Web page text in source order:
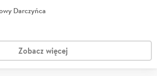
Darczyńca
Zobacz więcej